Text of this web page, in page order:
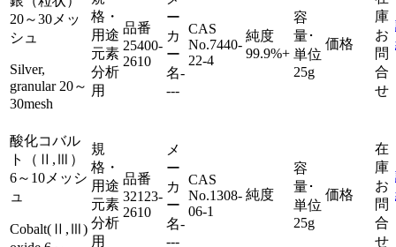
20～30メッ
シュ
Silver,
granular 20～
30mesh
格・
用途
元素
分析
用
品番
25400-
2610
ー
カ
ー
名-
---
CAS
No.7440-
22-4
純度
99.9%+
容
量･
単位
25g
価格
庫
お
問
合
せ
酸化コバル
ト（Ⅱ,Ⅲ）
6～10メッシ
ュ
Cobalt(Ⅱ,Ⅲ)
規
格・
用途
元素
分析
用
品番
32123-
2610
メ
ー
カ
ー
名-
---
CAS
No.1308-
06-1
純度
容
量･
単位
25g
価格
在
庫
お
問
合
せ